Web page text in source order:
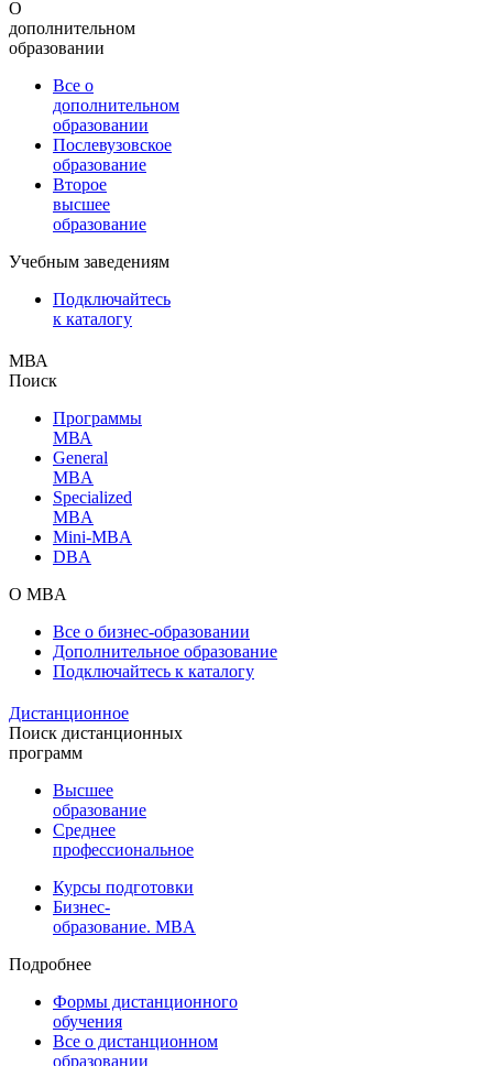
О
дополнительном
образовании
Все о
дополнительном
образовании
Послевузовское
образование
Второе
высшее
образование
Учебным заведениям
Подключайтесь
к каталогу
МВА
Поиск
Программы
МВА
General
MBA
Specialized
MBA
Mini-MBA
DBA
О MBA
Все о бизнес-образовании
Дополнительное образование
Подключайтесь к каталогу
Дистанционное
Поиск дистанционных
программ
Высшее
образование
Среднее
профессиональное
Курсы подготовки
Бизнес-
образование. MBA
Подробнее
Формы дистанционного
обучения
Все о дистанционном
образовании